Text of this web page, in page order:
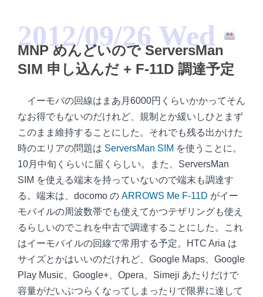
2012/09/26 Wed
MNP めんどいので ServersMan
SIM 申し込んだ + F-11D 調達予定
イーモバの回線はまあ月6000円くらいかかってそん
なお得でもないのだけれど、規制とか緩いしひとまず
このまま維持することにした。それでも残る出かけた
時のエリアの問題は ServersMan SIM を使うことに。
10月中旬くらいに届くらしい。また、ServersMan
SIM を使える端末を持っていないので端末も調達す
る。端末は、docomo の ARROWS Me F-11D がイー
モバイルの周波数帯でも使えてかつテザリングも使え
るらしいのでこれを中古で調達することにした。これ
はイーモバイルの回線で常用する予定。HTC Aria は
サイズとかはいいのだけれど、Google Maps、Google
Play Music、Google+、Opera、Simeji あたりだけで
容量がだいぶつらくなってしまったりで限界に達して